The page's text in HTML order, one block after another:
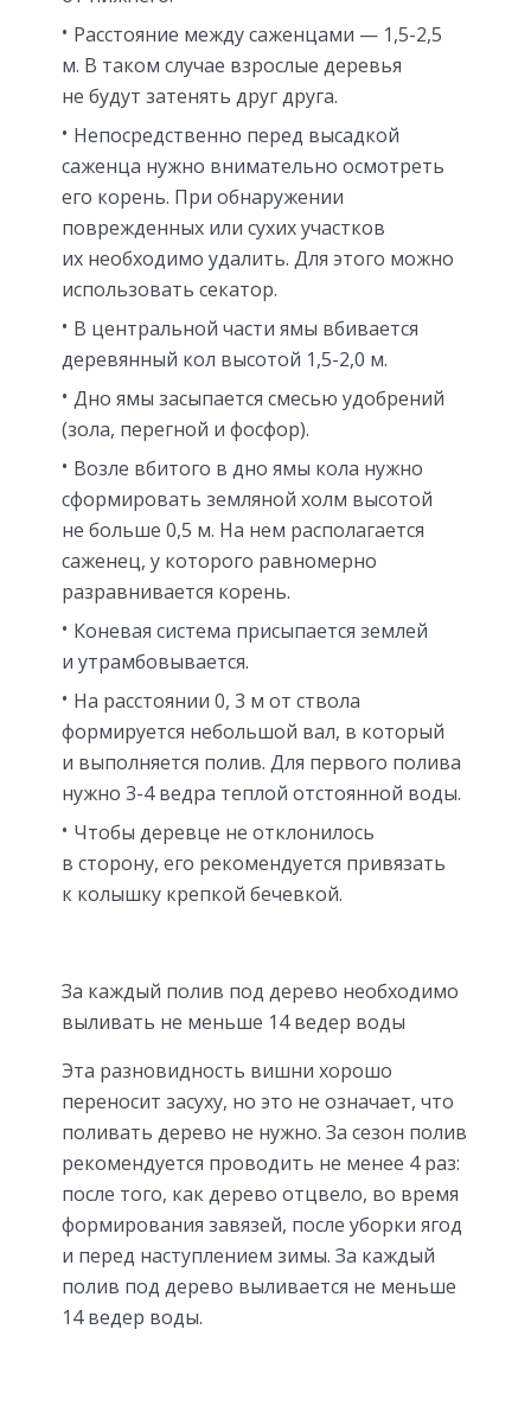
Расстояние между саженцами — 1,5-2,5
м. В таком случае взрослые деревья
не будут затенять друг друга.
Непосредственно перед высадкой
саженца нужно внимательно осмотреть
его корень. При обнаружении
поврежденных или сухих участков
их необходимо удалить. Для этого можно
использовать секатор.
В центральной части ямы вбивается
деревянный кол высотой 1,5-2,0 м.
Дно ямы засыпается смесью удобрений
(зола, перегной и фосфор).
Возле вбитого в дно ямы кола нужно
сформировать земляной холм высотой
не больше 0,5 м. На нем располагается
саженец, у которого равномерно
разравнивается корень.
Коневая система присыпается землей
и утрамбовывается.
На расстоянии 0, 3 м от ствола
формируется небольшой вал, в который
и выполняется полив. Для первого полива
нужно 3-4 ведра теплой отстоянной воды.
Чтобы деревце не отклонилось
в сторону, его рекомендуется привязать
к колышку крепкой бечевкой.
За каждый полив под дерево необходимо
выливать не меньше 14 ведер воды
Эта разновидность вишни хорошо
переносит засуху, но это не означает, что
поливать дерево не нужно. За сезон полив
рекомендуется проводить не менее 4 раз:
после того, как дерево отцвело, во время
формирования завязей, после уборки ягод
и перед наступлением зимы. За каждый
полив под дерево выливается не меньше
14 ведер воды.